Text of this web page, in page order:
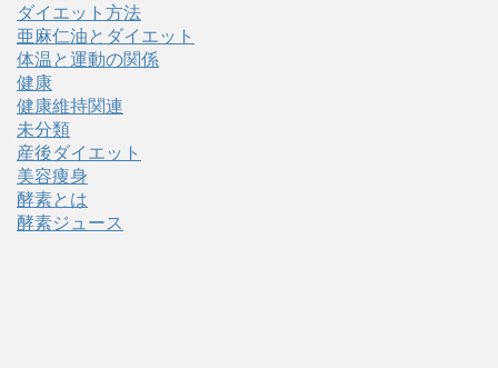
ダイエット方法
亜麻仁油とダイエット
体温と運動の関係
健康
健康維持関連
未分類
産後ダイエット
美容痩身
酵素とは
酵素ジュース